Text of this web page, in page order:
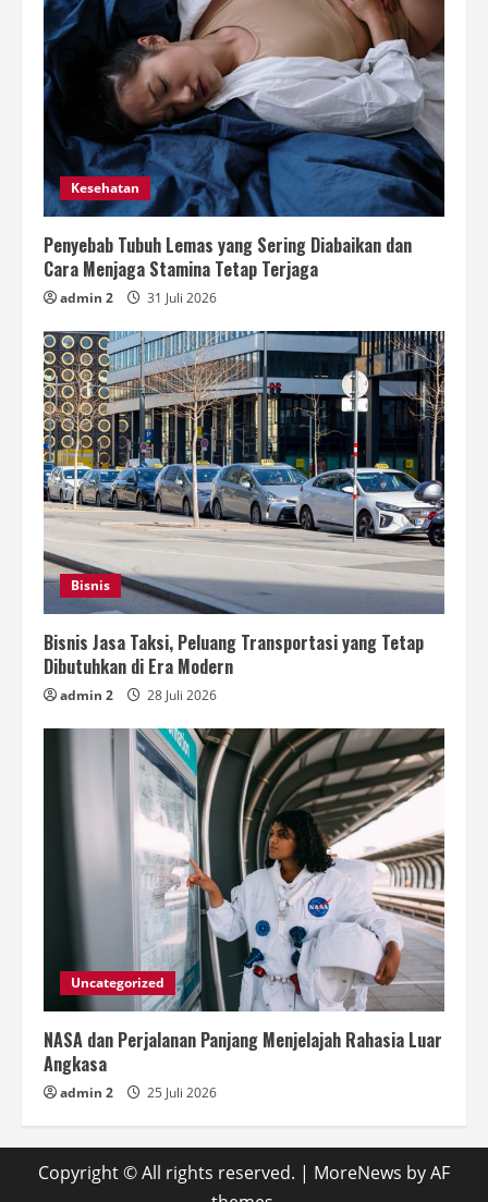
Kesehatan
Penyebab Tubuh Lemas yang Sering Diabaikan dan
Cara Menjaga Stamina Tetap Terjaga
admin 2 31 Juli 2026
Bisnis
Bisnis Jasa Taksi, Peluang Transportasi yang Tetap
Dibutuhkan di Era Modern
admin 2 28 Juli 2026
Uncategorized
NASA dan Perjalanan Panjang Menjelajah Rahasia Luar
Angkasa
admin 2 25 Juli 2026
Copyright © All rights reserved. | MoreNews by AF